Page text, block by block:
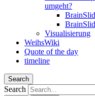
umgeht?
Visualisierung
WeihsWiki
Quote of the day
timeline
Search
Search